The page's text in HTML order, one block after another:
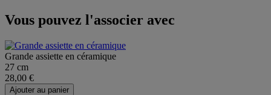
Vous pouvez l'associer avec
Grande assiette en céramique
27 cm
28,00 €
Ajouter au panier